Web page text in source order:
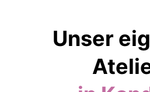
Unser